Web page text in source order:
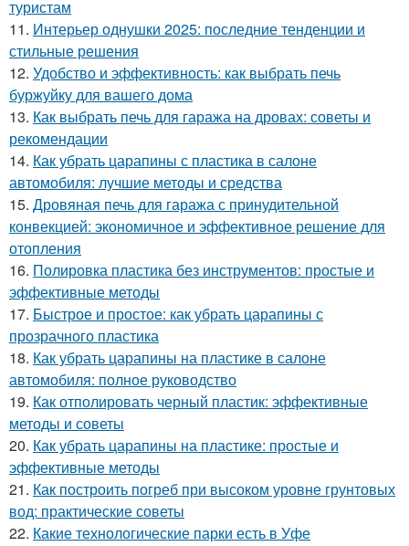
туристам
11. Интерьер однушки 2025: последние тенденции и
стильные решения
12. Удобство и эффективность: как выбрать печь
буржуйку для вашего дома
13. Как выбрать печь для гаража на дровах: советы и
рекомендации
14. Как убрать царапины с пластика в салоне
автомобиля: лучшие методы и средства
15. Дровяная печь для гаража с принудительной
конвекцией: экономичное и эффективное решение для
отопления
16. Полировка пластика без инструментов: простые и
эффективные методы
17. Быстрое и простое: как убрать царапины с
прозрачного пластика
18. Как убрать царапины на пластике в салоне
автомобиля: полное руководство
19. Как отполировать черный пластик: эффективные
методы и советы
20. Как убрать царапины на пластике: простые и
эффективные методы
21. Как построить погреб при высоком уровне грунтовых
вод: практические советы
22. Какие технологические парки есть в Уфе